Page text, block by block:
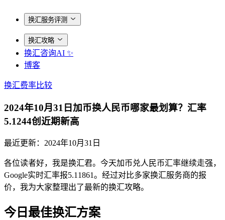
换汇服务评测
换汇攻略
换汇咨询AI ✨
博客
换汇费率比较
2024年10月31日加币换人民币哪家最划算？汇率
5.1244创近期新高
最近更新： 2024年10月31日
各位读者好，我是换汇君。今天加币兑人民币汇率继续走强，
Google实时汇率报5.11861。经过对比多家换汇服务商的报
价，我为大家整理出了最新的换汇攻略。
今日最佳换汇方案